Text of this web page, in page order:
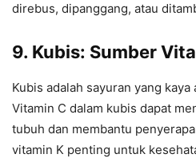
direbus, dipanggang, atau
9. Kubis: Sumber
Kubis adalah sayuran yang kaya
Vitamin C dalam kubis dapat
tubuh dan membantu
vitamin K penting untuk